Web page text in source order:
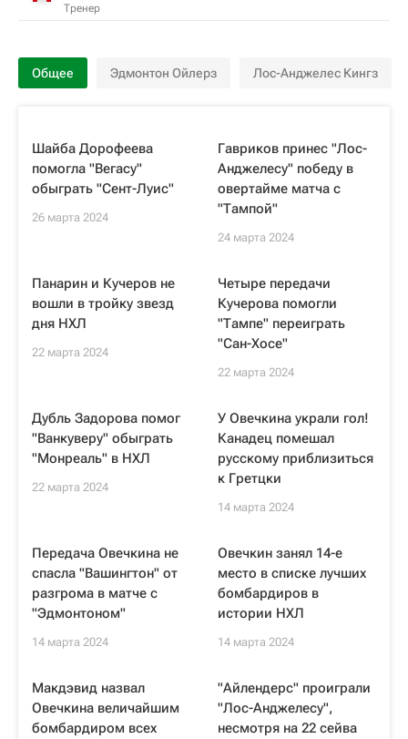
Тренер
Общее Эдмонтон Ойлерз Лос-Анджелес Кингз
Шайба Дорофеева
помогла "Вегасу"
обыграть "Сент-Луис"
26 марта 2024
Гавриков принес "Лос-
Анджелесу" победу в
овертайме матча с
"Тампой"
24 марта 2024
Панарин и Кучеров не
вошли в тройку звезд
дня НХЛ
22 марта 2024
Четыре передачи
Кучерова помогли
"Тампе" переиграть
"Сан-Хосе"
22 марта 2024
Дубль Задорова помог
"Ванкуверу" обыграть
"Монреаль" в НХЛ
22 марта 2024
У Овечкина украли гол!
Канадец помешал
русскому приблизиться
к Гретцки
14 марта 2024
Передача Овечкина не
спасла "Вашингтон" от
разгрома в матче с
"Эдмонтоном"
14 марта 2024
Овечкин занял 14-е
место в списке лучших
бомбардиров в
истории НХЛ
14 марта 2024
Макдэвид назвал
Овечкина величайшим
бомбардиром всех
"Айлендерс" проиграли
"Лос-Анджелесу",
несмотря на 22 сейва